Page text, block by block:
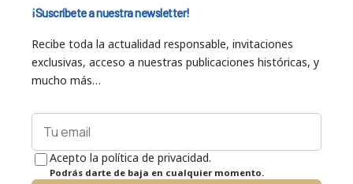
¡Suscríbete a nuestra newsletter!
Recibe toda la actualidad responsable, invitaciones
exclusivas, acceso a nuestras publicaciones históricas, y
mucho más…
Acepto la política de privacidad.
Podrás darte de baja en cualquier momento.